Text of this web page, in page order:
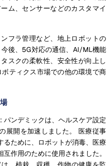
ム、センサーなどのカスタマイ
フラ管理など、地上ロボットの
後、5G対応の通信、AI/ML機能
スクの柔軟性、安全性が向上し
ティクス市場での他の環境で商
パンデミックは、ヘルスケア設定
展開を加速しました。 医療従事
るために、ロボットが消毒、医療
作用のために使用されました。